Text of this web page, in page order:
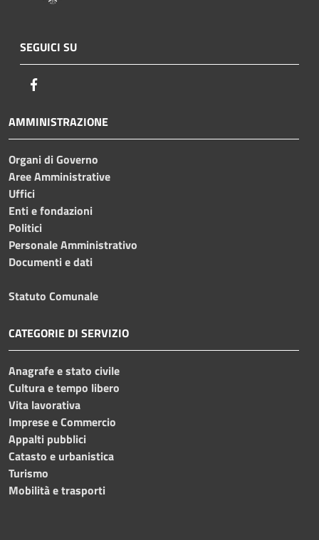
SEGUICI SU
AMMINISTRAZIONE
Organi di Governo
Aree Amministrative
Uffici
Enti e fondazioni
Politici
Personale Amministrativo
Documenti e dati
Statuto Comunale
CATEGORIE DI SERVIZIO
Anagrafe e stato civile
Cultura e tempo libero
Vita lavorativa
Imprese e Commercio
Appalti pubblici
Catasto e urbanistica
Turismo
Mobilità e trasporti